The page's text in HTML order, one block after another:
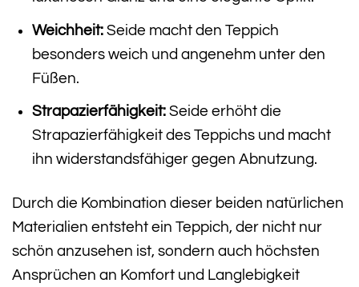
Weichheit:Seide macht den Teppich
besonders weich und angenehm unter den
Füßen.
Strapazierfähigkeit:Seide erhöht die
Strapazierfähigkeit des Teppichs und macht
ihn widerstandsfähiger gegen Abnutzung.
Durch die Kombination dieser beiden natürlichen
Materialien entsteht ein Teppich, der nicht nur
schön anzusehen ist, sondern auch höchsten
Ansprüchen an Komfort und Langlebigkeit